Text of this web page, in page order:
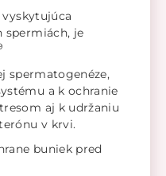
vyskytujúca
spermiách, je
spermatogenéze,
a k ochranie
aj k udržaniu
v krvi.
buniek pred